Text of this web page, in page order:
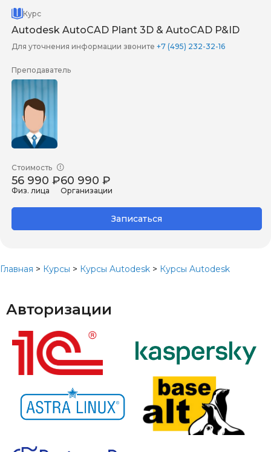
Курс
Autodesk AutoCAD Plant 3D & AutoCAD P&ID
Для уточнения информации звоните +7 (495) 232-32-16
Преподаватель
Стоимость
56 990 ₽
Физ. лица
60 990 ₽
Организации
Записаться
Главная > Курсы > Курсы Autodesk > Курсы Autodesk
Авторизации